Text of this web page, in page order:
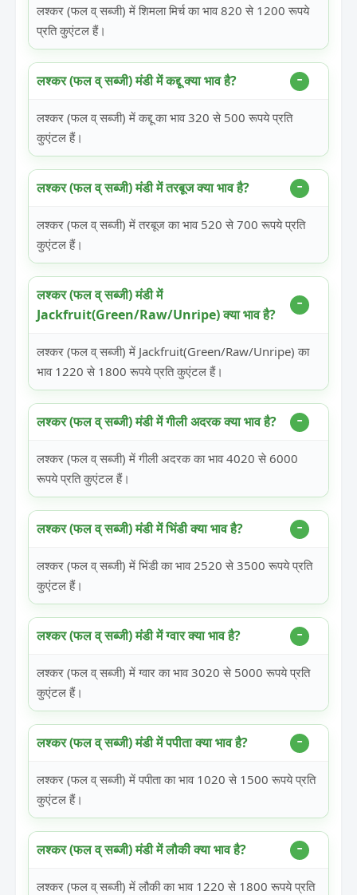
लश्कर (फल व् सब्जी) में शिमला मिर्च का भाव 820 से 1200 रूपये
प्रति कुएंटल हैं।
लश्कर (फल व् सब्जी) मंडी में कद्दू क्या भाव है?
लश्कर (फल व् सब्जी) में कद्दू का भाव 320 से 500 रूपये प्रति
कुएंटल हैं।
लश्कर (फल व् सब्जी) मंडी में तरबूज क्या भाव है?
लश्कर (फल व् सब्जी) में तरबूज का भाव 520 से 700 रूपये प्रति
कुएंटल हैं।
लश्कर (फल व् सब्जी) मंडी में
Jackfruit(Green/Raw/Unripe) क्या भाव है?
लश्कर (फल व् सब्जी) में Jackfruit(Green/Raw/Unripe) का
भाव 1220 से 1800 रूपये प्रति कुएंटल हैं।
लश्कर (फल व् सब्जी) मंडी में गीली अदरक क्या भाव है?
लश्कर (फल व् सब्जी) में गीली अदरक का भाव 4020 से 6000
रूपये प्रति कुएंटल हैं।
लश्कर (फल व् सब्जी) मंडी में भिंडी क्या भाव है?
लश्कर (फल व् सब्जी) में भिंडी का भाव 2520 से 3500 रूपये प्रति
कुएंटल हैं।
लश्कर (फल व् सब्जी) मंडी में ग्वार क्या भाव है?
लश्कर (फल व् सब्जी) में ग्वार का भाव 3020 से 5000 रूपये प्रति
कुएंटल हैं।
लश्कर (फल व् सब्जी) मंडी में पपीता क्या भाव है?
लश्कर (फल व् सब्जी) में पपीता का भाव 1020 से 1500 रूपये प्रति
कुएंटल हैं।
लश्कर (फल व् सब्जी) मंडी में लौकी क्या भाव है?
लश्कर (फल व् सब्जी) में लौकी का भाव 1220 से 1800 रूपये प्रति